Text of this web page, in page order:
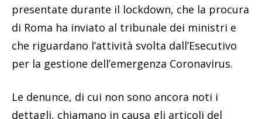
presentate durante il lockdown, che la procura
di Roma ha inviato al tribunale dei ministri e
che riguardano l’attività svolta dall’Esecutivo
per la gestione dell’emergenza Coronavirus.
Le denunce, di cui non sono ancora noti i
dettagli, chiamano in causa gli articoli del